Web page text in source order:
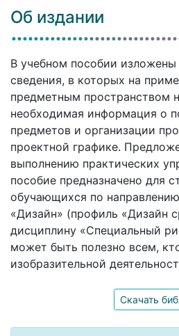
Об издании
В учебном пособии изложены
сведения, в которых на
предметным пространством
необходимая информация о
предметов и организации
проектной графике.
выполнению практических
пособие предназначено для
обучающихся по
«Дизайн» (профиль «Дизайн
дисциплину «Специальный
может быть полезно всем,
изобразительной
Скачать